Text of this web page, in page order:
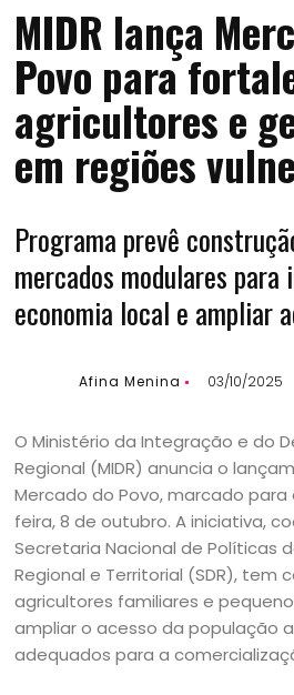
MIDR lança
Povo para
agricultores e
em regiões
Programa prevê
mercados modulares para
economia local e ampliar
Afina Menina 03/10/2025
O Ministério da Integração e do
Regional (MIDR) anuncia o
Mercado do Povo, marcado
feira, 8 de outubro. A iniciativa,
Secretaria Nacional de Políticas
Regional e Territorial (SDR), tem
agricultores familiares e
ampliar o acesso da população
adequados para a